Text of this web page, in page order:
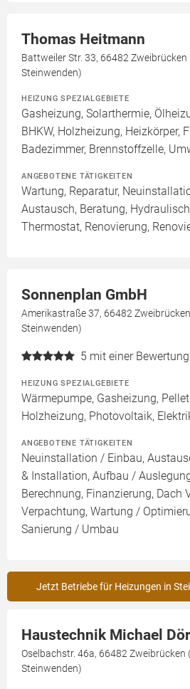
Thomas Heitmann
Battweiler Str. 33, 66482
Steinwenden)
HEIZUNG SPEZIALGEBIETE
Gasheizung, Solarthermie,
BHKW, Holzheizung, Heizkörper,
Badezimmer, Brennstoffzelle,
ANGEBOTENE TÄTIGKEITEN
Wartung, Reparatur,
Austausch, Beratung,
Thermostat, Renovierung,
Sonnenplan GmbH
Amerikastraße 37, 66482
Steinwenden)
5 mit einer Bewertung
HEIZUNG SPEZIALGEBIETE
Wärmepumpe, Gasheizung,
Holzheizung, Photovoltaik,
ANGEBOTENE TÄTIGKEITEN
Neuinstallation / Einbau,
& Installation, Aufbau /
Berechnung, Finanzierung, Dach
Verpachtung, Wartung /
Sanierung / Umbau
Jetzt Betriebe für Heizungen in
Haustechnik Michael
Oselbachstr. 46a, 66482 Zweibrücken
Steinwenden)